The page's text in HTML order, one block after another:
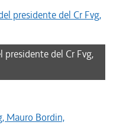
del Cr Fvg,